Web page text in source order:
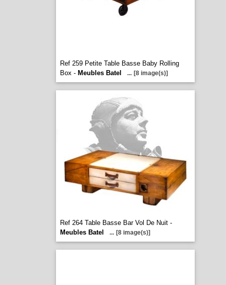
Ref 259 Petite Table Basse Baby Rolling
Box - Meubles Batel ... [8 image(s)]
Ref 264 Table Basse Bar Vol De Nuit -
Meubles Batel
... [8 image(s)]